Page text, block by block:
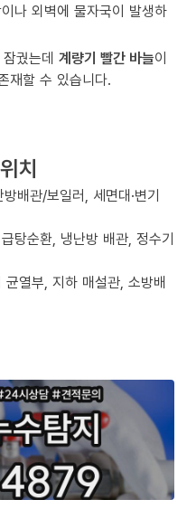
나 외벽에 물자국이 발생하
궜는데 계량기 빨간 바늘이
재할 수 있습니다.
치
배관/보일러, 세면대·변기
탕순환, 냉난방 배관, 정수기
열부, 지하 매설관, 소방배